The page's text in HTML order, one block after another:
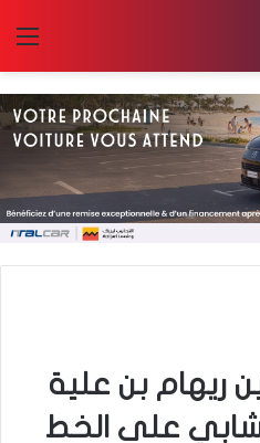
ريهام بن علية
على الخط